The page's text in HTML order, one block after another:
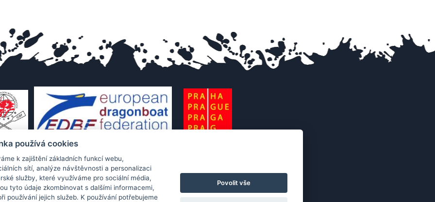
používá cookies
k zajištění základních funkcí webu,
sítí, analýze návštěvnosti a personalizaci
služby, které využíváme pro sociální média,
tyto údaje zkombinovat s dalšími informacemi,
používání jejich služeb. K používání potřebujeme
Povolit vše